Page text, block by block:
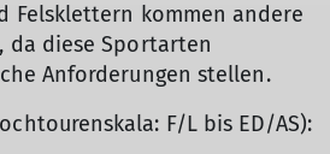
Felsklettern kommen andere
da diese Sportarten
Anforderungen stellen.
F/L bis ED/AS):